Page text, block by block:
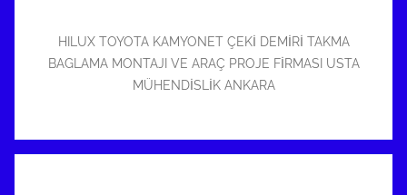
HILUX TOYOTA KAMYONET ÇEKİ DEMİRİ TAKMA
BAGLAMA MONTAJI VE ARAÇ PROJE FİRMASI USTA
MÜHENDİSLİK ANKARA